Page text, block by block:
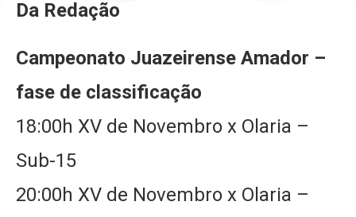
Da Redação
Campeonato Juazeirense Amador –
fase de classificação
18:00h XV de Novembro x Olaria –
Sub-15
20:00h XV de Novembro x Olaria –